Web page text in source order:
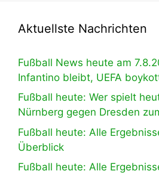
Aktuellste Nachrichten
Fußball News heute am
Infantino bleibt, UEFA
Fußball heute: Wer spielt
Nürnberg gegen Dresden
Fußball heute: Alle
Überblick
Fußball heute: Alle